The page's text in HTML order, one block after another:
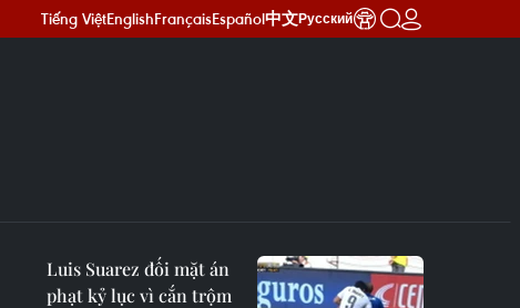
Tiếng ViệtEnglishFrançaisEspañol中文Русский
Luis Suarez đối mặt án
phạt kỷ lục vì cắn trộm